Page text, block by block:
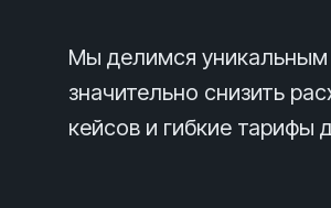
Мы делимся уникальным
значительно снизить
кейсов и гибкие тарифы